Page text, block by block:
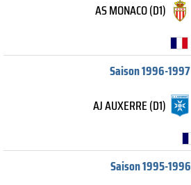
AS MONACO (D1)
Saison 1996-1997
AJ AUXERRE (D1)
Saison 1995-1996